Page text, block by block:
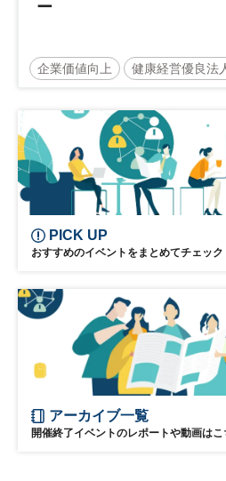
ー
企業価値向上 健康経営優良法
PICK UP
おすすめのイベントをまとめてチェック
アーカイブ一覧
開催終了イベントのレポートや動画はこ